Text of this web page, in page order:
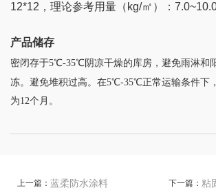
12*12，理论参考用量（kg/㎡）：
产品储存
密闭存于5℃-35℃阴凉干燥的库房，避免雨淋和
冻。避免堆积过高。 在5℃-35℃正常运输条件下
为12个月。
上一篇： 蓝柔防水涂料 下一篇： 粘